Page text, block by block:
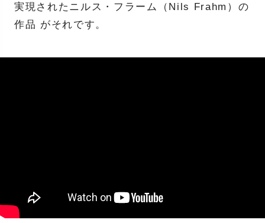
実現されたニルス・フラーム（Nils Frahm）の
作品 がそれです。